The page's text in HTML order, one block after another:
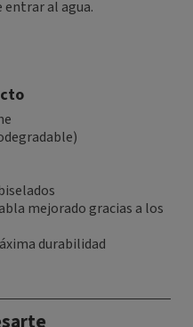
entrar al agua.
mejorado gracias a los
durabilidad